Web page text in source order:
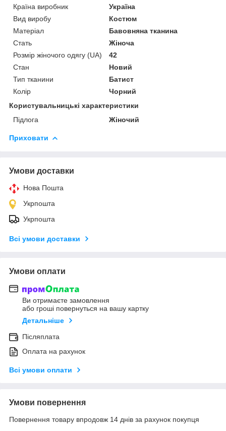
Країна виробник
Україна
Вид виробу
Костюм
Матеріал
Бавовняна тканина
Стать
Жіноча
Розмір жіночого одягу (UA)
42
Стан
Новий
Тип тканини
Батист
Колір
Чорний
Користувальницькі характеристики
Підлога
Жіночий
Приховати
Умови доставки
Нова Пошта
Укрпошта
Укрпошта
Всі умови доставки
Умови оплати
Ви отримаєте замовлення
або гроші повернуться на вашу картку
Детальніше
Післяплата
Оплата на рахунок
Всі умови оплати
Умови повернення
Повернення товару впродовж 14 днів за рахунок покупця